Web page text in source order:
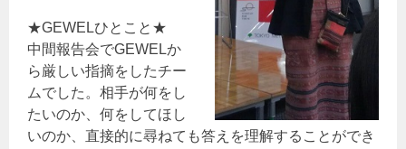
★GEWELひとこと★
中間報告会でGEWELか
ら厳しい指摘をしたチー
ムでした。相手が何をし
たいのか、何をしてほし
いのか、直接的に尋ねても答えを理解することができ